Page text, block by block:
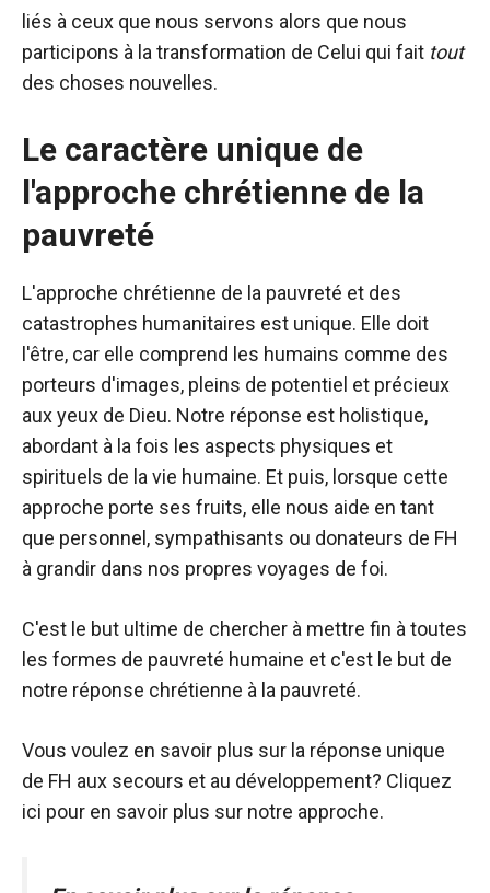
liés à ceux que nous servons alors que nous
participons à la transformation de Celui qui fait tout
des choses nouvelles.
Le caractère unique de
l'approche chrétienne de la
pauvreté
L'approche chrétienne de la pauvreté et des
catastrophes humanitaires est unique. Elle doit
l'être, car elle comprend les humains comme des
porteurs d'images, pleins de potentiel et précieux
aux yeux de Dieu. Notre réponse est holistique,
abordant à la fois les aspects physiques et
spirituels de la vie humaine. Et puis, lorsque cette
approche porte ses fruits, elle nous aide en tant
que personnel, sympathisants ou donateurs de FH
à grandir dans nos propres voyages de foi.
C'est le but ultime de chercher à mettre fin à toutes
les formes de pauvreté humaine et c'est le but de
notre réponse chrétienne à la pauvreté.
Vous voulez en savoir plus sur la réponse unique
de FH aux secours et au développement? Cliquez
ici pour en savoir plus sur notre approche.